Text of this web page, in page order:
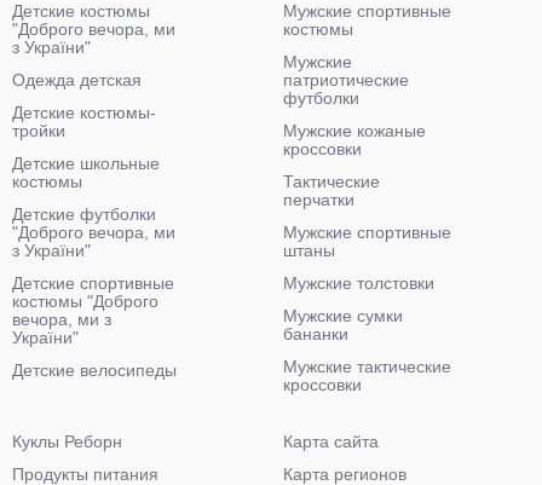
Детские костюмы
"Доброго вечора, ми
з України"
Одежда детская
Детские костюмы-
тройки
Детские школьные
костюмы
Детские футболки
"Доброго вечора, ми
з України"
Детские спортивные
костюмы "Доброго
вечора, ми з
України"
Детские велосипеды
Мужские спортивные
костюмы
Мужские
патриотические
футболки
Мужские кожаные
кроссовки
Тактические
перчатки
Мужские спортивные
штаны
Мужские толстовки
Мужские сумки
бананки
Мужские тактические
кроссовки
Куклы Реборн
Продукты питания
Карта сайта
Карта регионов